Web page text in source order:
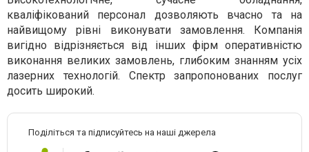
кваліфікований персонал дозволяють вчасно та на
найвищому рівні виконувати замовлення. Компанія
вигідно відрізняється від інших фірм оперативністю
виконання великих замовлень, глибоким знанням усіх
лазерних технологій. Спектр запропонованих послуг
досить широкий.
Поділіться та підписуйтесь на наші джерела